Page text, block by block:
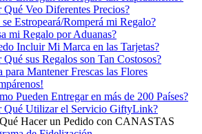
Qué Veo Diferentes Precios?
se Estropeará/Romperá mi Regalo?
mi Regalo por Aduanas?
Incluir Mi Marca en las Tarjetas?
Qué sus Regalos son Tan Costosos?
para Mantener Frescas las Flores
Pueden Entregar en más de 200 Países?
Qué Utilizar el Servicio GiftyLink?
Hacer un Pedido con CANASTAS